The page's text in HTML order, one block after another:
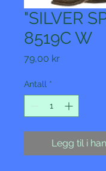
"SILVER
8519C W
79,00 krPris
Antall *
Legg til i